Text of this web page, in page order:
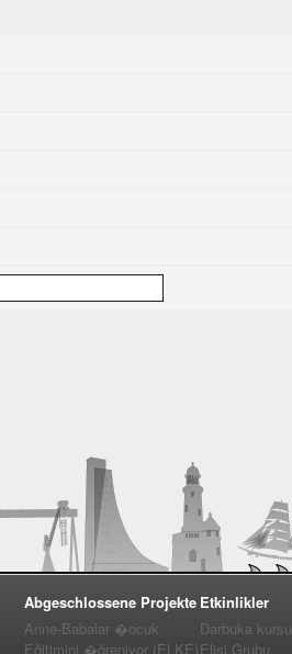
Abgeschlossene Projekte
Anne-Babalar �ocuk
Eğitimini �ğreniyor (ELKE)
Etkinlikler
Darbuka kursu
Elişi Grubu